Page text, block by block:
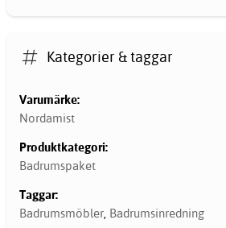
Kategorier & taggar
Varumärke:
Nordamist
Produktkategori:
Badrumspaket
Taggar:
Badrumsmöbler, Badrumsinredning